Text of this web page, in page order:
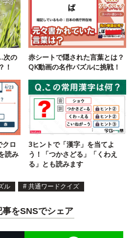
次の
！
赤シートで隠された言葉とは？
QK動画の名作パズルに挑戦！
クロ
読み
3ヒントで「漢字」を当てよ
う！「つかさどる」「くわえ
る」とも読みます
ル # 共通ワードクイズ
事をSNSでシェア